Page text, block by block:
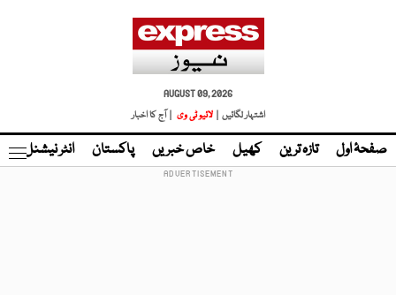
AUGUST 09, 2026
اشتہار لگائیں |
لائیو ٹی وی | آج کا اخبار
صفحۂ اول تازہ ترین کھیل خاص خبریں پاکستان انٹر نیشنل